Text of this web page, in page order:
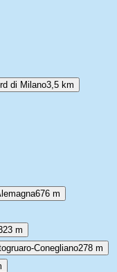
di Milano3,5 km
676 m
m
Conegliano278 m